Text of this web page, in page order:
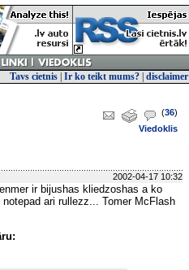
Tavs cietnis Ir ko teikt mums? disclaimer
(36)
Viedoklis
2002-04-17 10:32
ir bijushas kliedzoshas a ko
ari rullezz... Tomer McFlash